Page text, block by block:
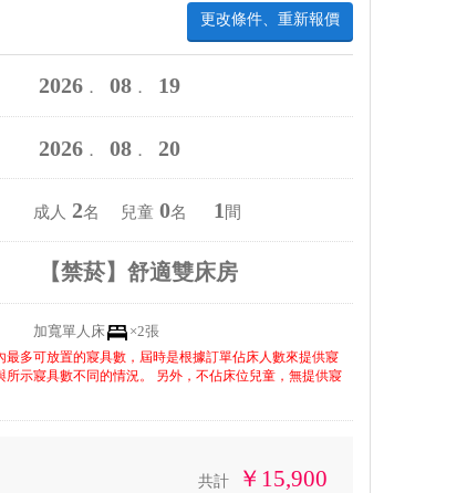
更改條件、重新報價
2026． 08． 19
2026． 08． 20
成人 2名 兒童 0名 1 間
【禁菸】舒適雙床房
加寬單人床 ×2張
多可放置的寢具數，屆時是根據訂單佔床人數來提供寢
所示寢具數不同的情況。 另外，不佔床位兒童，無提供寢
共計 ￥15,900